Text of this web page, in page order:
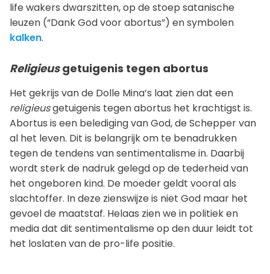
life wakers dwarszitten, op de stoep satanische
leuzen (“Dank God voor abortus”) en symbolen
kalken.
Religieusgetuigenis tegen abortus
Het gekrijs van de Dolle Mina’s laat zien dat een
religieusgetuigenis tegen abortus het krachtigst is.
Abortus is een belediging van God, de Schepper van
al het leven. Dit is belangrijk om te benadrukken
tegen de tendens van sentimentalisme in. Daarbij
wordt sterk de nadruk gelegd op de tederheid van
het ongeboren kind. De moeder geldt vooral als
slachtoffer. In deze zienswijze is niet God maar het
gevoel de maatstaf. Helaas zien we in politiek en
media dat dit sentimentalisme op den duur leidt tot
het loslaten van de pro-life positie.